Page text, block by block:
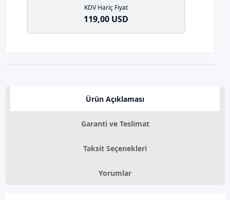
KDV Hariç Fiyat
119,00 USD
Ürün Açıklaması
Garanti ve Teslimat
Taksit Seçenekleri
Yorumlar